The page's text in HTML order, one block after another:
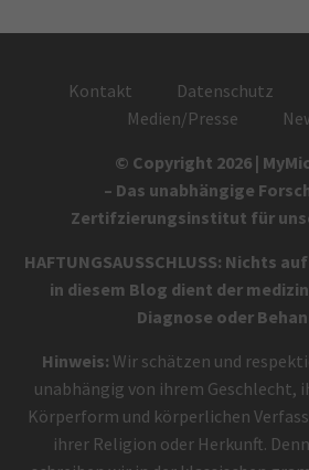
Kontakt Datenschutz
Medien/Presse
© Copyright 2026 |
– Das unabhängige
Zertifzierungsinstitut für
HAFTUNGSAUSSCHLUSS: Nichts
in diesem Blog dient der
Diagnose oder
Hinweis: Wir schätzen und
unabhängig von ihrem Geschlecht,
Körperform und körperlichen
ihrer Religion oder Herkunft.